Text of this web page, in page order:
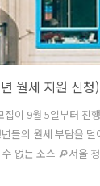
월세 지원 신청)
이 9월 5일부터 진
들의 월세 부담을 덜
없는 소스 🔎서울 청